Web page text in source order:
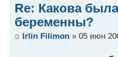
Re: Какова
беременны?
Irlin Filimon » 05 июн